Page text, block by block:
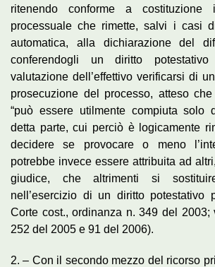
ritenendo conforme a costituzione
processuale che rimette, salvi i casi
automatica, alla dichiarazione del
conferendogli un diritto
valutazione dell’effettivo verificarsi di
prosecuzione del processo, atteso
“può essere utilmente compiuta solo
detta parte, cui perciò è logicamente
decidere se provocare o meno
potrebbe invece essere attribuita ad
giudice, che altrimenti si
nell’esercizio di un diritto potestativo
Corte cost., ordinanza n. 349 del 2003;
252 del 2005 e 91 del 2006).
2. – Con il secondo mezzo del ricorso